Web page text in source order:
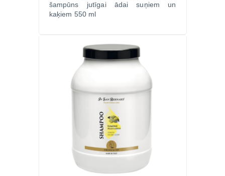
šampūns jutīgai ādai suņiem un
kaķiem 550 ml